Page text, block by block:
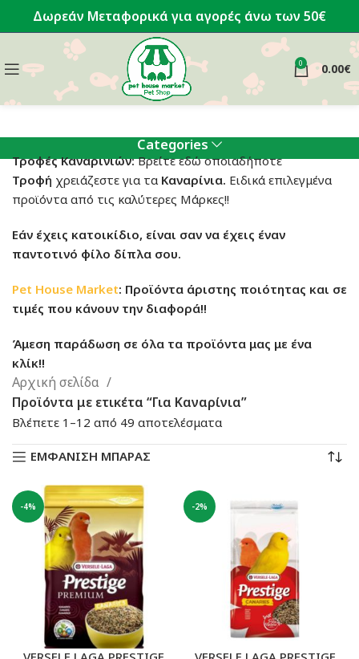
Δωρεάν Μεταφορικά για αγορές άνω των 50€
0 0.00€
Categories
Τροφές Καναρινιών:Βρείτε εδώ οποιαδήποτε
Τροφή χρειάζεστε για τα Καναρίνια. Ειδικά επιλεγμένα
προϊόντα από τις καλύτερες Μάρκες!!
Εάν έχεις κατοικίδιο, είναι σαν να έχεις έναν
παντοτινό φίλο δίπλα σου.
Pet House Market: Προϊόντα άριστης ποιότητας και σε
τιμές που κάνουν την διαφορά!!
Άμεση παράδωση σε όλα τα προϊόντα μας με ένα
κλίκ!!
Αρχική σελίδα
Προϊόντα με ετικέτα “Για Καναρίνια”
Βλέπετε 1–12 από 49 αποτελέσματα
by
ΕΜΦΑΝΙΣΗ ΜΠΑΡΑΣ
-4% -2%